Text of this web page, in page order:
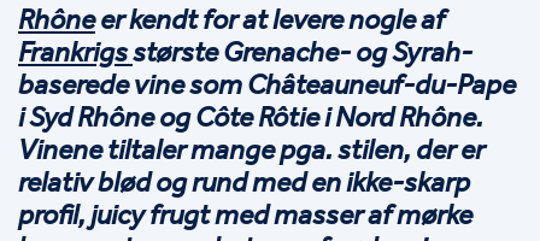
Rhône
er kendt for at levere nogle af
Frankrigs største Grenache- og Syrah-
baserede vine som Châteauneuf-du-Pape
i Syd Rhône og Côte Rôtie i Nord Rhône.
Vinene tiltaler mange pga. stilen, der er
relativ blød og rund med en ikke-skarp
profil, juicy frugt med masser af mørke